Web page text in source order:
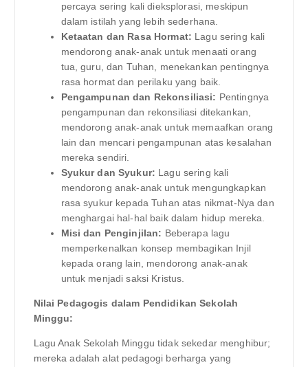
percaya sering kali dieksplorasi, meskipun
dalam istilah yang lebih sederhana.
Ketaatan dan Rasa Hormat: Lagu sering kali
mendorong anak-anak untuk menaati orang
tua, guru, dan Tuhan, menekankan pentingnya
rasa hormat dan perilaku yang baik.
Pengampunan dan Rekonsiliasi: Pentingnya
pengampunan dan rekonsiliasi ditekankan,
mendorong anak-anak untuk memaafkan orang
lain dan mencari pengampunan atas kesalahan
mereka sendiri.
Syukur dan Syukur: Lagu sering kali
mendorong anak-anak untuk mengungkapkan
rasa syukur kepada Tuhan atas nikmat-Nya dan
menghargai hal-hal baik dalam hidup mereka.
Misi dan Penginjilan: Beberapa lagu
memperkenalkan konsep membagikan Injil
kepada orang lain, mendorong anak-anak
untuk menjadi saksi Kristus.
Nilai Pedagogis dalam Pendidikan Sekolah
Minggu:
Lagu Anak Sekolah Minggu tidak sekedar menghibur;
mereka adalah alat pedagogi berharga yang